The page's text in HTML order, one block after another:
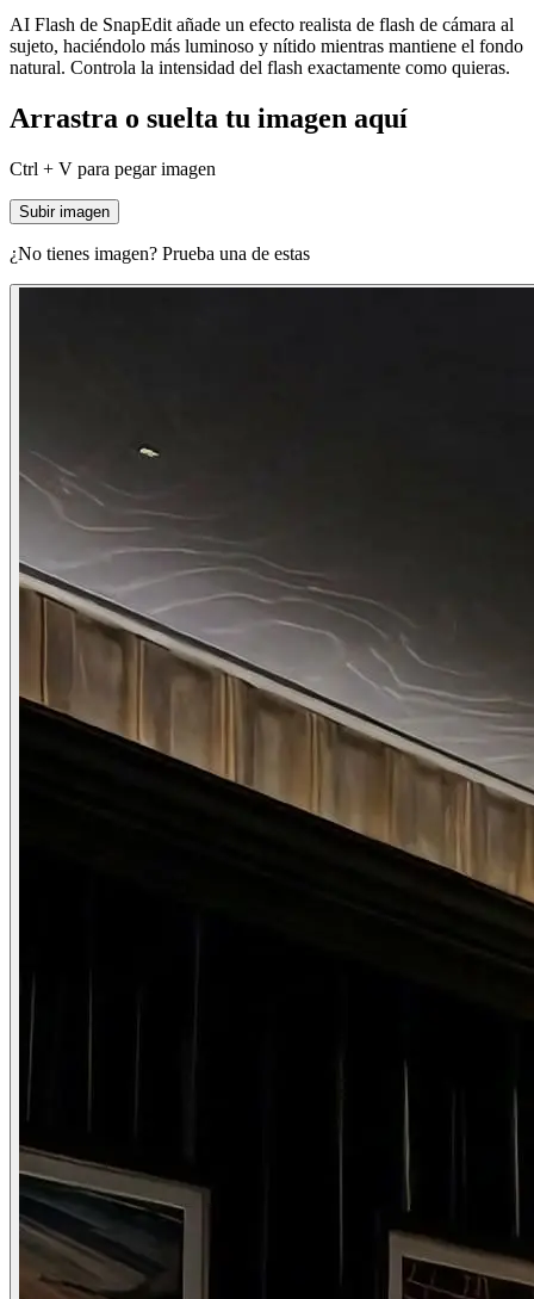
AI Flash de SnapEdit añade un efecto realista de flash de cámara al
sujeto, haciéndolo más luminoso y nítido mientras mantiene el fondo
natural. Controla la intensidad del flash exactamente como quieras.
Arrastra o suelta tu imagen aquí
Ctrl + V para pegar imagen
Subir imagen
¿No tienes imagen? Prueba una de estas